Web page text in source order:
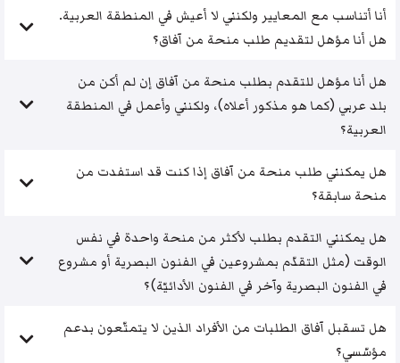
أنا أتناسب مع المعايير ولكنني لا أعيش في المنطقة العربية.
هل أنا مؤهل لتقديم طلب منحة من آفاق؟
هل أنا مؤهل للتقدم بطلب منحة من آفاق إن لم أكن من
بلد عربي (كما هو مذكور أعلاه)، ولكنني وأعمل في المنطقة
العربية؟
هل يمكنني طلب منحة من آفاق إذا كنت قد استفدت من
منحة سابقة؟
هل يمكنني التقدم بطلب لأكثر من منحة واحدة في نفس
الوقت (مثل التقدّم بمشروعين في الفنون البصرية أو مشروع
في الفنون البصرية وآخر في الفنون الأدائيّة)؟
هل تسقبل آفاق الطلبات من الأفراد الذين لا يتمتّعون بدعم
مؤسّسي؟